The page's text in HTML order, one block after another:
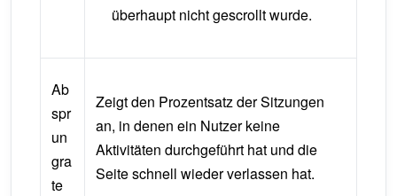
überhaupt nicht gescrollt wurde.
Ab
spr
un
gra
te
Zeigt den Prozentsatz der Sitzungen
an, in denen ein Nutzer keine
Aktivitäten durchgeführt hat und die
Seite schnell wieder verlassen hat.